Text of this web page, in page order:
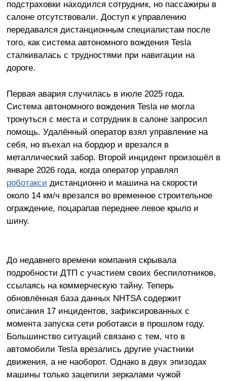
подстраховки находился сотрудник, но пассажиры в
салоне отсутствовали. Доступ к управлению
передавался дистанционным специалистам после
того, как система автономного вождения Tesla
сталкивалась с трудностями при навигации на
дороге.
Первая авария случилась в июле 2025 года.
Система автономного вождения Tesla не могла
тронуться с места и сотрудник в салоне запросил
помощь. Удалённый оператор взял управление на
себя, но въехал на бордюр и врезался в
металлический забор. Второй инцидент произошёл в
январе 2026 года, когда оператор управлял
роботакси дистанционно и машина на скорости
около 14 км/ч врезался во временное строительное
ограждение, поцарапав переднее левое крыло и
шину.
До недавнего времени компания скрывала
подробности ДТП с участием своих беспилотников,
ссылаясь на коммерческую тайну. Теперь
обновлённая база данных NHTSA содержит
описания 17 инцидентов, зафиксированных с
момента запуска сети роботакси в прошлом году.
Большинство ситуаций связано с тем, что в
автомобили Tesla врезались другие участники
движения, а не наоборот. Однако в двух эпизодах
машины только зацепили зеркалами чужой